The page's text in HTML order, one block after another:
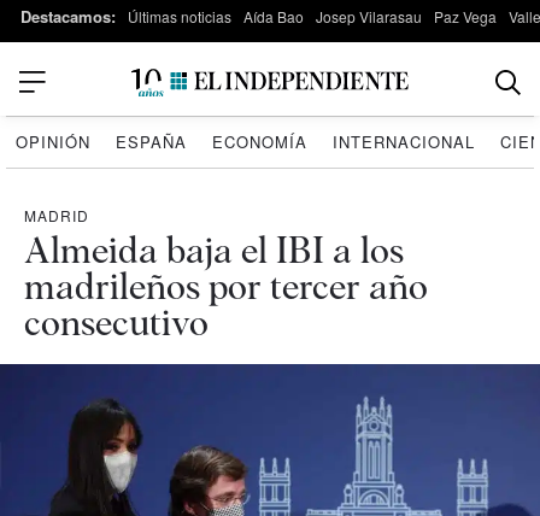
Destacamos: Últimas noticias Aída Bao Josep Vilarasau Paz Vega
OPINIÓN ESPAÑA ECONOMÍA INTERNACIONAL
MADRID
Almeida baja el IBI a los
madrileños por tercer año
consecutivo